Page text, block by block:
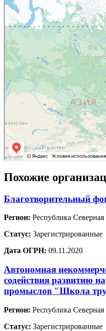
Похожие
Благотворительный
Регион: Республика
Статус: Зарегистрированные
Дата ОГРН: 09.11.2020
Автономная
содействия развитию
промыслов "Школа
Регион: Республика
Статус: Зарегистрированные